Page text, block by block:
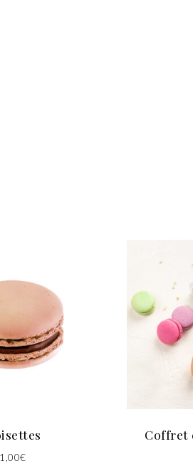
1,00€
Coffret